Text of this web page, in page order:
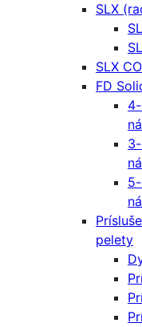
SLX
SLX
FD
pelety